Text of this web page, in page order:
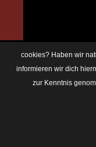
cookies? Haben wir
informieren wir dich
zur Kenntnis